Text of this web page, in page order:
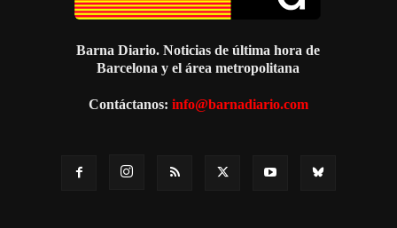
Barna Diario. Noticias de última hora de
Barcelona y el área metropolitana
Contáctanos: info@barnadiario.com